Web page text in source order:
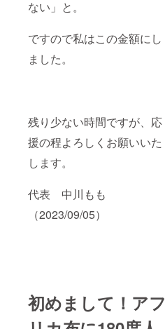
ない」と。
ですので私はこの金額にし
ました。
残り少ない時間ですが、応
援の程よろしくお願いいた
します。
代表 中川もも
（2023/09/05）
初めまして！アフ